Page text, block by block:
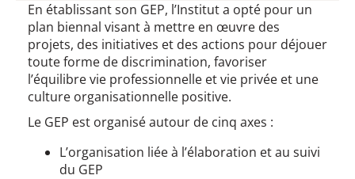
En établissant son GEP, l’Institut a opté pour un
plan biennal visant à mettre en œuvre des
projets, des initiatives et des actions pour déjouer
toute forme de discrimination, favoriser
l’équilibre vie professionnelle et vie privée et une
culture organisationnelle positive.
Le GEP est organisé autour de cinq axes :
L’organisation liée à l’élaboration et au suivi
du GEP